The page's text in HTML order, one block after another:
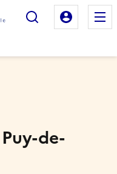
Rechercher
Mon
de-